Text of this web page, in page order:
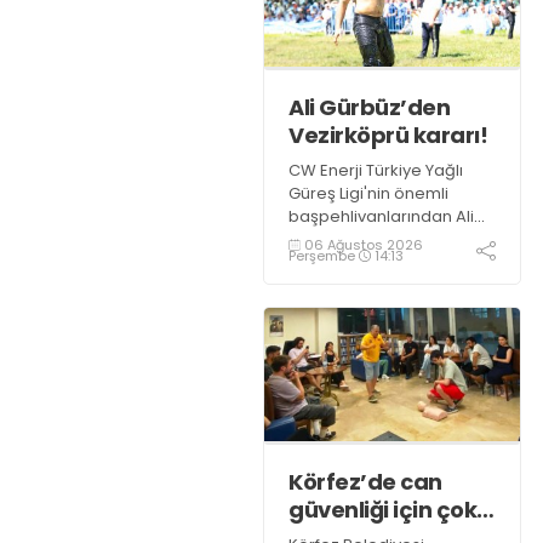
Ali Gürbüz’den
Vezirköprü kararı!
CW Enerji Türkiye Yağlı
Güreş Ligi'nin önemli
başpehlivanlarından Ali
Gürbüz, Samsun
Vezirköprü'de
Güreşleri'nde er
meydanına çıkmayacak.
06 Ağustos 2026
Perşembe 14:13
Körfez’de can
güvenliği için çok